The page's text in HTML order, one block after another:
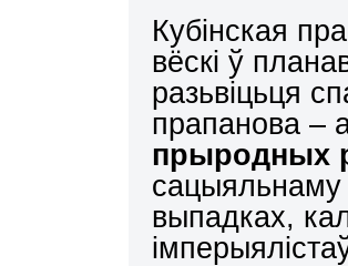
Кубінская
вёскі ў
разьвіцьця
прапанова –
прыродных
выпадках,